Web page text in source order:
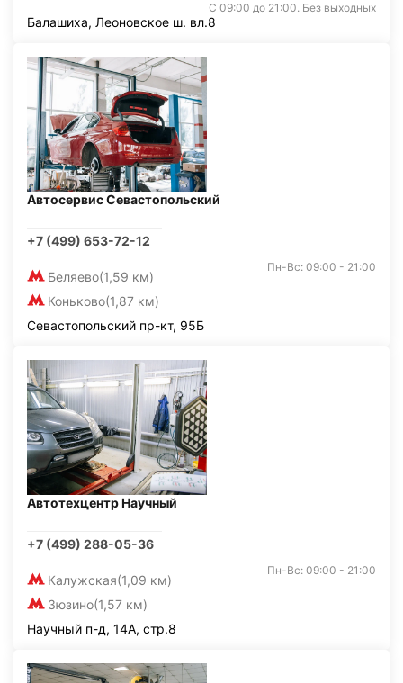
С 09:00 до 21:00. Без выходных
Балашиха, Леоновское ш. вл.8
Автосервис Севастопольский
+7 (499) 653-72-12
Беляево(1,59 км)
Коньково(1,87 км)
Пн-Вс: 09:00 - 21:00
Севастопольский пр-кт, 95Б
Автотехцентр Научный
+7 (499) 288-05-36
Калужская(1,09 км)
Зюзино(1,57 км)
Пн-Вс: 09:00 - 21:00
Научный п-д, 14А, стр.8